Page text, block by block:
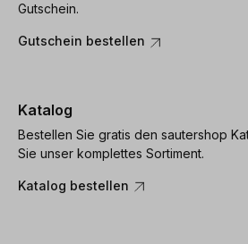
Gutschein.
Gutschein bestellen
Katalog
Bestellen Sie gratis den sautershop
Sie unser komplettes Sortiment.
Katalog bestellen